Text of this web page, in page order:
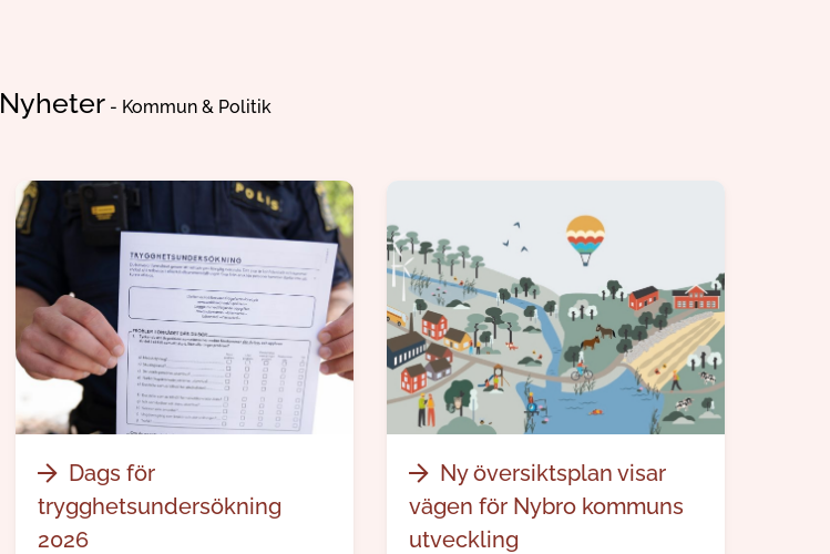
Nyheter- Kommun & Politik
Dags för
trygghetsundersökning
2026
Ny översiktsplan visar
vägen för Nybro kommuns
utveckling